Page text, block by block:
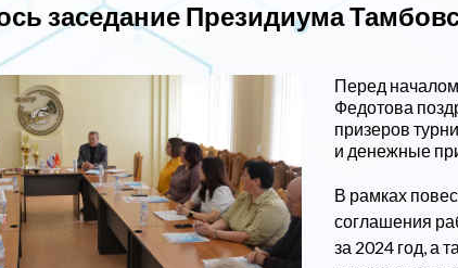
заседание Президиума
Перед
Федотова
призеров
и денежные
В рамках
соглашения
за 2024 год, а